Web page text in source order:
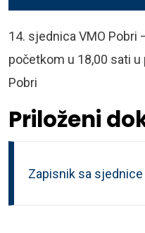
14. sjednica VMO Pobri
početkom u 18,00 sati
Pobri
Priloženi
Zapisnik sa sjednice